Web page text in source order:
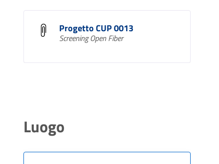
Progetto CUP 0013
Screening Open Fiber
Luogo